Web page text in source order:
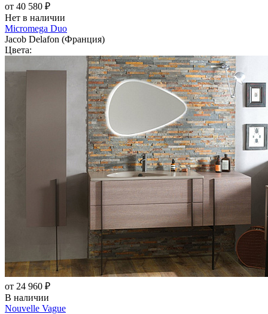
от 40 580 ₽
Нет в наличии
Micromega Duo
Jacob Delafon (Франция)
Цвета:
от 24 960 ₽
В наличии
Nouvelle Vague